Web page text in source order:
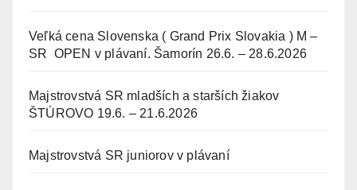
Veľká cena Slovenska ( Grand Prix Slovakia ) M –
SR OPEN v plávaní. Šamorín 26.6. – 28.6.2026
Majstrovstvá SR mladších a starších žiakov
ŠTÚROVO 19.6. – 21.6.2026
Majstrovstvá SR juniorov v plávaní